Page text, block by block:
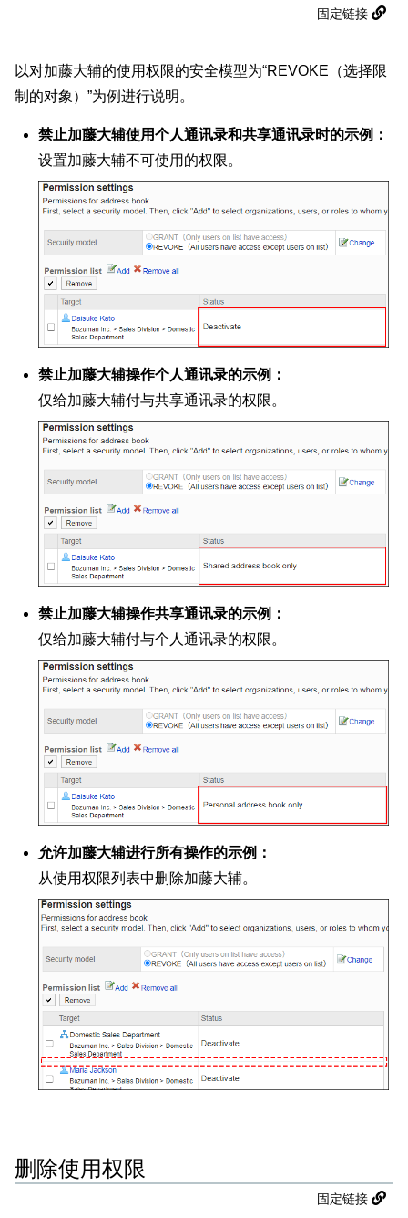
固定链接
以对加藤大辅的使用权限的安全模型为“REVOKE（选择限
制的对象）”为例进行说明。
禁止加藤大辅使用个人通讯录和共享通讯录时的示例：
设置加藤大辅不可使用的权限。
禁止加藤大辅操作个人通讯录的示例：
仅给加藤大辅付与共享通讯录的权限。
禁止加藤大辅操作共享通讯录的示例：
仅给加藤大辅付与个人通讯录的权限。
允许加藤大辅进行所有操作的示例：
从使用权限列表中删除加藤大辅。
删除使用权限
固定链接